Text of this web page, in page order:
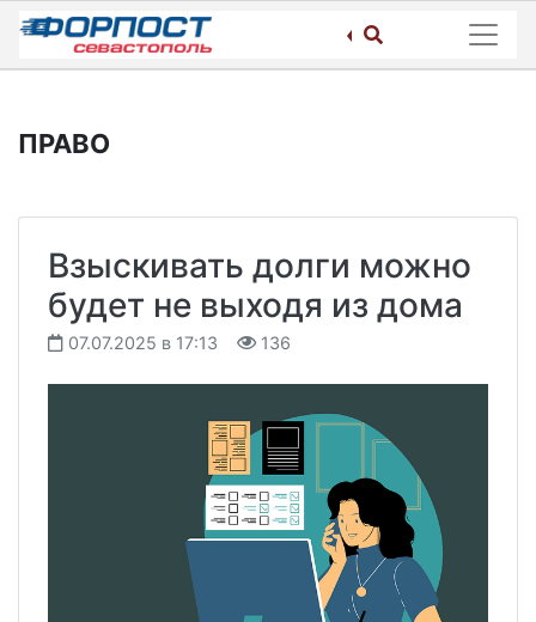
Skip
content
ПРАВО
Взыскивать долги можно
будет не выходя из дома
07.07.2025 в 17:13 136